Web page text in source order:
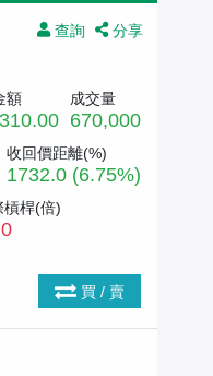
查詢 分享
額 成交量
670,000
收回價距離(%)
1732.0 (6.75%)
槓桿(倍)
買 / 賣